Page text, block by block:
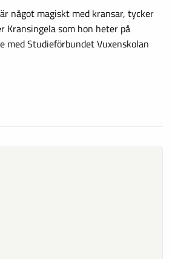
något magiskt med kransar, tycker
Kransingela som hon heter på
med Studieförbundet Vuxenskolan